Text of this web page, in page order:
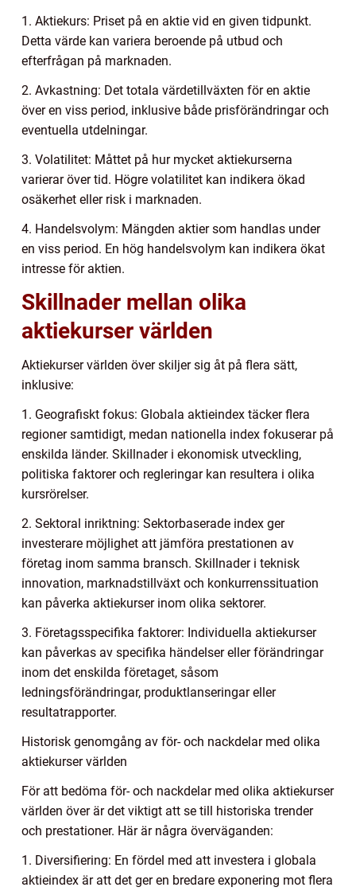
1. Aktiekurs: Priset på en aktie vid en given tidpunkt.
Detta värde kan variera beroende på utbud och
efterfrågan på marknaden.
2. Avkastning: Det totala värdetillväxten för en aktie
över en viss period, inklusive både prisförändringar och
eventuella utdelningar.
3. Volatilitet: Måttet på hur mycket aktiekurserna
varierar över tid. Högre volatilitet kan indikera ökad
osäkerhet eller risk i marknaden.
4. Handelsvolym: Mängden aktier som handlas under
en viss period. En hög handelsvolym kan indikera ökat
intresse för aktien.
Skillnader mellan olika
aktiekurser världen
Aktiekurser världen över skiljer sig åt på flera sätt,
inklusive:
1. Geografiskt fokus: Globala aktieindex täcker flera
regioner samtidigt, medan nationella index fokuserar på
enskilda länder. Skillnader i ekonomisk utveckling,
politiska faktorer och regleringar kan resultera i olika
kursrörelser.
2. Sektoral inriktning: Sektorbaserade index ger
investerare möjlighet att jämföra prestationen av
företag inom samma bransch. Skillnader i teknisk
innovation, marknadstillväxt och konkurrenssituation
kan påverka aktiekurser inom olika sektorer.
3. Företagsspecifika faktorer: Individuella aktiekurser
kan påverkas av specifika händelser eller förändringar
inom det enskilda företaget, såsom
ledningsförändringar, produktlanseringar eller
resultatrapporter.
Historisk genomgång av för- och nackdelar med olika
aktiekurser världen
För att bedöma för- och nackdelar med olika aktiekurser
världen över är det viktigt att se till historiska trender
och prestationer. Här är några överväganden:
1. Diversifiering: En fördel med att investera i globala
aktieindex är att det ger en bredare exponering mot flera